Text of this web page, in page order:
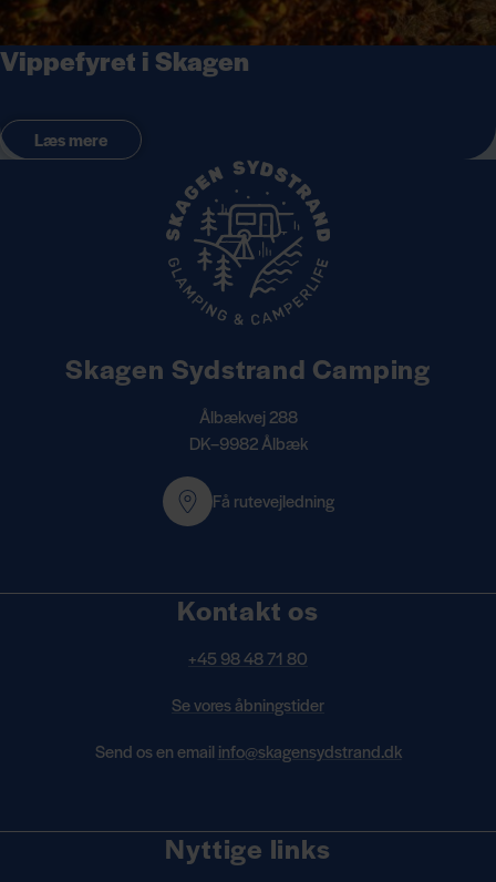
Vippefyret i Skagen
Læs mere
Nyttige links
Skagen Sydstrand Camping
Ålbækvej 288
DK–9982 Ålbæk
Få rutevejledning
Kontakt os
+45 98 48 71 80
Se vores åbningstider
Send os en email info@skagensydstrand.dk